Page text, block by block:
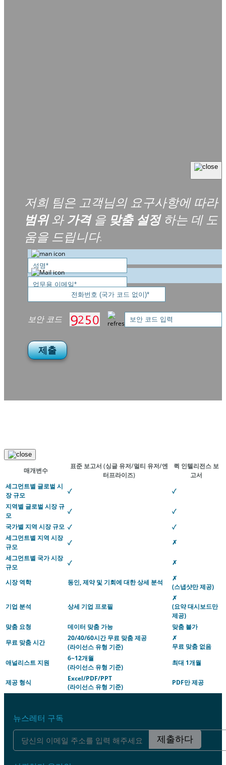
저희 팀은 고객님의 요구사항에 따라
범위와가격을 맞춤 설정하는 데 도
움을 드립니다.
보안 코드
제출
매개변수
표준 보고서 (싱글 유저/멀티 유저/엔
터프라이즈)
퀵 인텔리전스 보
고서
세그먼트별 글로벌 시
장 규모
✓
✓
지역별 글로벌 시장 규
모
✓
✓
국가별 지역 시장 규모 ✓
✓
세그먼트별 지역 시장
규모
✓
✗
세그먼트별 국가 시장
규모
✓ ✗
시장 역학 동인, 제약 및 기회에 대한 상세 분석
✗
(스냅샷만 제공)
기업 분석 상세 기업 프로필
✗
(요약 대시보드만
제공)
맞춤 요청
데이터 맞춤 가능
맞춤 불가
무료 맞춤 시간
20/40/60시간 무료 맞춤 제공
(라이선스 유형 기준)
✗
무료 맞춤 없음
애널리스트 지원
6~12개월
(라이선스 유형 기준)
최대 1개월
제공 형식
Excel/PDF/PPT
(라이선스 유형 기준)
PDF만 제공
뉴스레터 구독
제출하다